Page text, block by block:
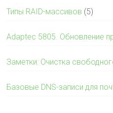
Типы RAID-массивов (5)
Adaptec 5805. Обновление
Заметки: Очистка
Базовые DNS-записи для